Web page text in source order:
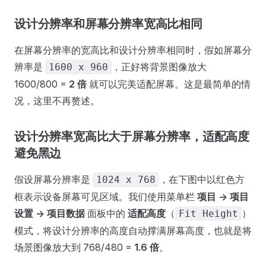
设计分辨率和屏幕分辨率宽高比相同
在屏幕分辨率的宽高比和设计分辨率相同时，假如屏幕分
辨率是
1600 x 960
，正好将背景图像放大
1600/800 = 2 倍就可以完美适配屏幕。这是最简单的情
况，这里不再赘述。
设计分辨率宽高比大于屏幕分辨率，适配高度
避免黑边
假设屏幕分辨率是 1024 x 768
，在下图中以红色方
框表示设备屏幕可见区域。我们使用菜单栏 项目 -> 项目
设置 -> 项目数据面板中的 适配高度 （ Fit Height ）
模式，将设计分辨率的高度自动撑满屏幕高度，也就是将
场景图像放大到 768/480 = 1.6 倍。